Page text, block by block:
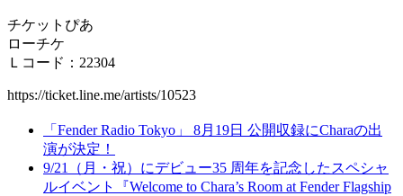
チケットぴあ
ローチケ
Ｌコード：22304
https://ticket.line.me/artists/10523
「Fender Radio Tokyo」 8月19日 公開収録にCharaの出
演が決定！
9/21（月・祝）にデビュー35 周年を記念したスペシャ
ルイベント『Welcome to Chara’s Room at Fender Flagship